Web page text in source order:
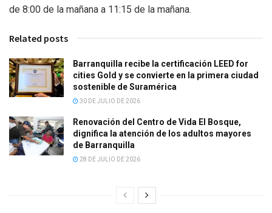
de 8:00 de la mañana a 11:15 de la mañana.
Related posts
Barranquilla recibe la certificación LEED for
cities Gold y se convierte en la primera ciudad
sostenible de Suramérica
30 DE JULIO DE 2026
Renovación del Centro de Vida El Bosque,
dignifica la atención de los adultos mayores
de Barranquilla
28 DE JULIO DE 2026